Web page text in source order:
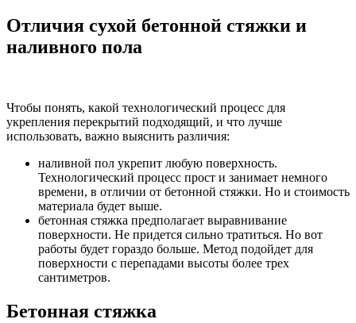
Отличия сухой бетонной стяжки и
наливного пола
Чтобы понять, какой технологический процесс для
укрепления перекрытий подходящий, и что лучше
использовать, важно выяснить различия:
наливной пол укрепит любую поверхность.
Технологический процесс прост и занимает немного
времени, в отличии от бетонной стяжки. Но и стоимость
материала будет выше.
бетонная стяжка предполагает выравнивание
поверхности. Не придется сильно тратиться. Но вот
работы будет гораздо больше. Метод подойдет для
поверхности с перепадами высоты более трех
сантиметров.
Бетонная стяжка